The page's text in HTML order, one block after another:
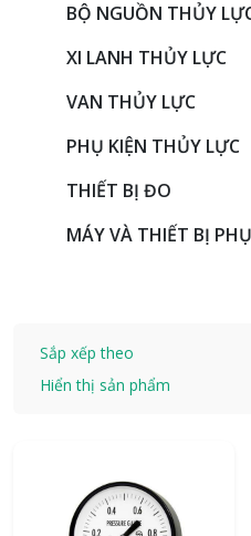
BỘ NGUỒN THỦY
XI LANH THỦY LỰC
VAN THỦY LỰC
PHỤ KIỆN THỦY LỰC
THIẾT BỊ ĐO
MÁY VÀ THIẾT BỊ
Sắp xếp theo
Hiển thị sản phẩm